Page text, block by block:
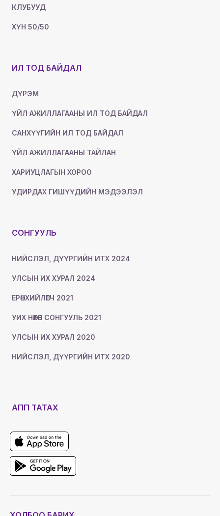
КЛУБУУД
ХҮН 50/50
ИЛ ТОД БАЙДАЛ
ДҮРЭМ
ҮЙЛ АЖИЛЛАГААНЫ ИЛ ТОД БАЙДАЛ
САНХҮҮГИЙН ИЛ ТОД БАЙДАЛ
ҮЙЛ АЖИЛЛАГААНЫ ТАЙЛАН
ХАРИУЦЛАГЫН ХОРОО
УДИРДАХ ГИШҮҮДИЙН МЭДЭЭЛЭЛ
СОНГУУЛЬ
НИЙСЛЭЛ, ДҮҮРГИЙН ИТХ 2024
УЛСЫН ИХ ХУРАЛ 2024
ЕРӨНХИЙЛӨГЧ 2021
УИХ НӨХӨН СОНГУУЛЬ 2021
УЛСЫН ИХ ХУРАЛ 2020
НИЙСЛЭЛ, ДҮҮРГИЙН ИТХ 2020
АПП ТАТАХ